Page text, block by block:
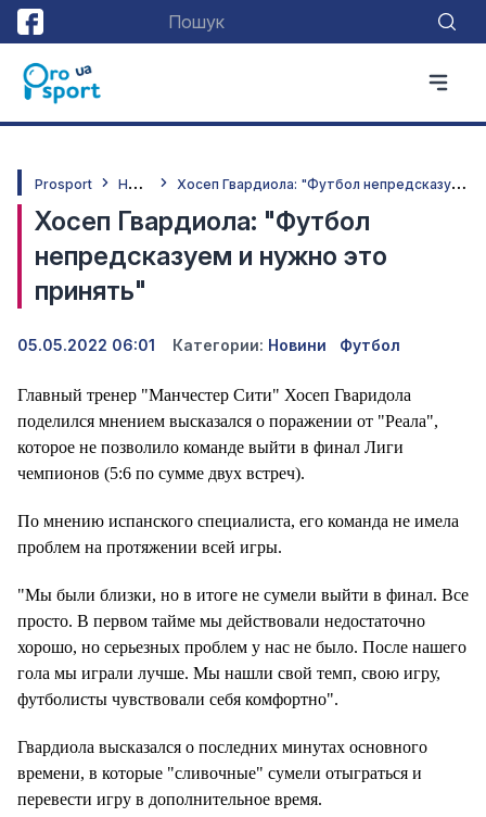
Prosport Н
овини Х
осеп Гвардиола: "Футбол непредсказуем и нужно это принять"
Хосеп Гвардиола: "Футбол
непредсказуем и нужно это
принять"
05.05.2022 06:01 Категории: Новини Футбол
Главный тренер "Манчестер Сити" Хосеп Гваридола
поделился мнением высказался о поражении от "Реала",
которое не позволило команде выйти в финал Лиги
чемпионов (5:6 по сумме двух встреч).
По мнению испанского специалиста, его команда не имела
проблем на протяжении всей игры.
"Мы были близки, но в итоге не сумели выйти в финал. Все
просто. В первом тайме мы действовали недостаточно
хорошо, но серьезных проблем у нас не было. После нашего
гола мы играли лучше. Мы нашли свой темп, свою игру,
футболисты чувствовали себя комфортно".
Гвардиола высказался о последних минутах основного
времени, в которые "сливочные" сумели отыграться и
перевести игру в дополнительное время.